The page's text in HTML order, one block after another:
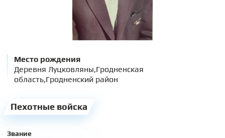
Место рождения
Деревня Луцковляны,Гродненская
область,Гродненский район
Пехотные войска
Звание